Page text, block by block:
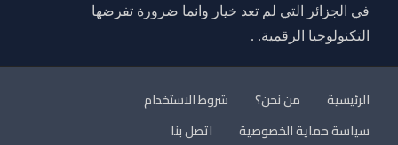
في الجزائر التي لم تعد خيار وانما ضرورة تفرضها
التكنولوجيا الرقمية. .
الرئيسية من نحن؟
شروط الاستخدام
سياسة حماية الخصوصية
اتصل بنا